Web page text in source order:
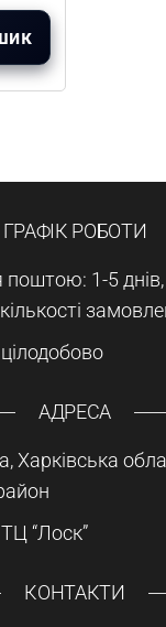
ГРАФІК РОБОТИ
поштою: 1-5
АДРЕСА
Харківська
“Лоск”
КОНТАКТИ